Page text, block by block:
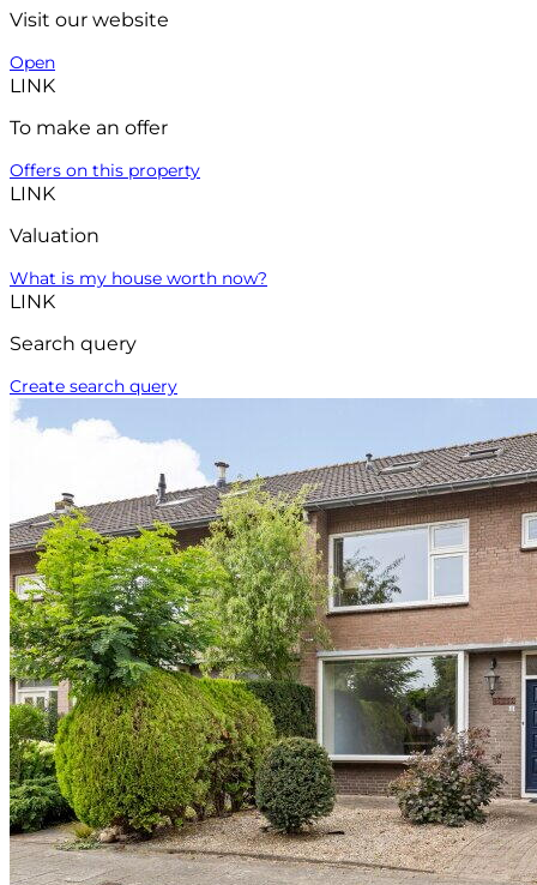
Visit our website
Open
LINK
To make an offer
Offers on this property
LINK
Valuation
What is my house worth now?
LINK
Search query
Create search query